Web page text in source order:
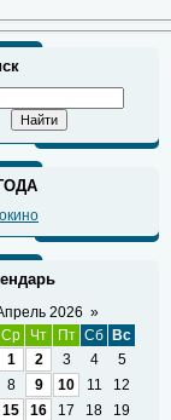
2026 »
Ср Чт Пт Сб
Вс
1
2 3 4
5
8 9 10 11
12
15 16 17 18
19